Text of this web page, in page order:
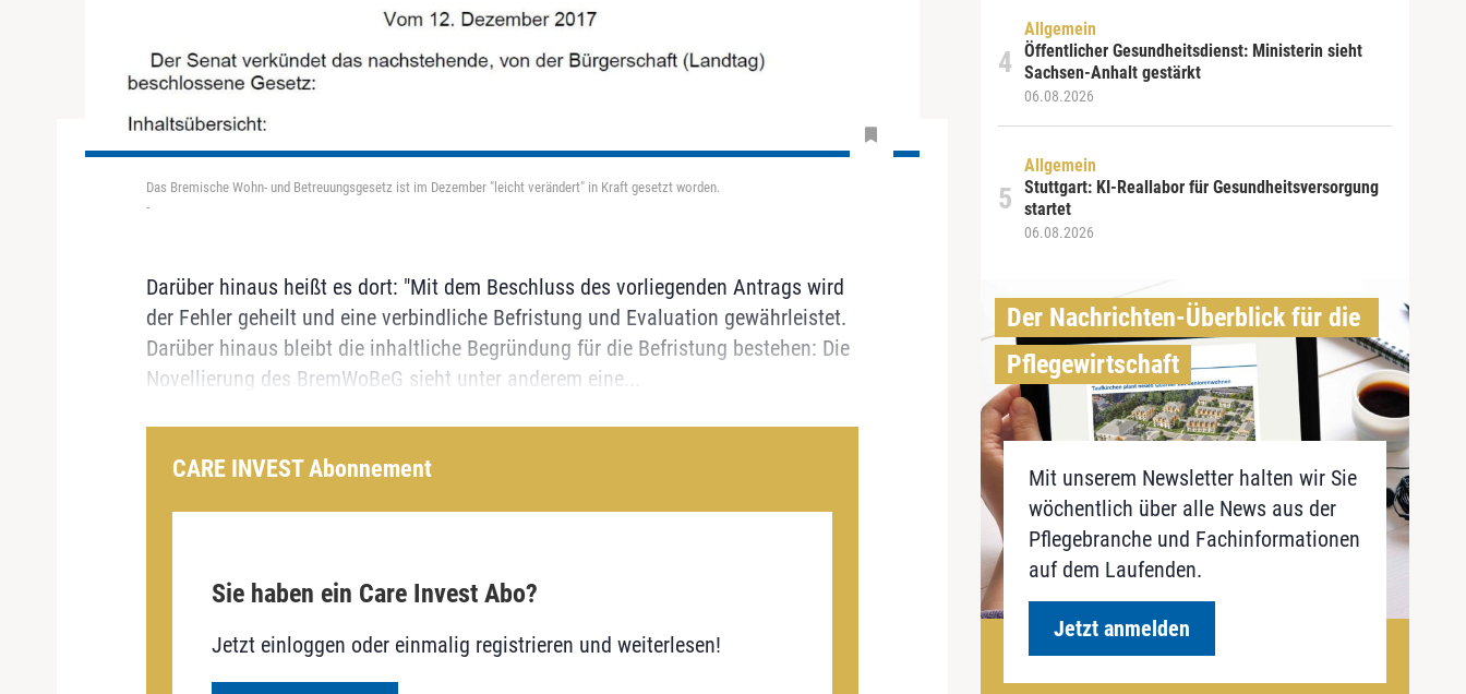
Das Bremische Wohn- und Betreuungsgesetz ist im Dezember "leicht verändert" in Kraft gesetzt worden.
-
Darüber hinaus heißt es dort: "Mit dem Beschluss des vorliegenden Antrags wird
der Fehler geheilt und eine verbindliche Befristung und Evaluation gewährleistet.
Darüber hinaus bleibt die inhaltliche Begründung für die Befristung bestehen: Die
Novellierung des BremWoBeG sieht unter anderem eine...
CARE INVEST Abonnement
Sie haben ein Care Invest Abo?
Jetzt einloggen oder einmalig registrieren und weiterlesen!
Allgemein
Öffentlicher Gesundheitsdienst: Ministerin sieht
Sachsen-Anhalt gestärkt
06.08.2026
Allgemein
Stuttgart: KI-Reallabor für Gesundheitsversorgung
startet
06.08.2026
Der Nachrichten-Überblick für die
Pflegewirtschaft
Mit unserem Newsletter halten wir Sie
wöchentlich über alle News aus der
Pflegebranche und Fachinformationen
auf dem Laufenden.
Jetzt anmelden